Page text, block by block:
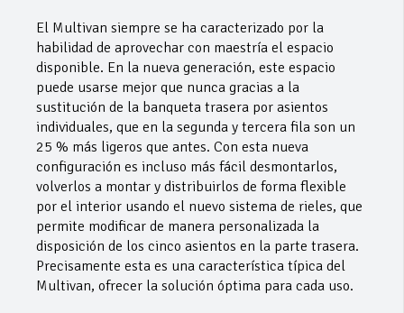
El Multivan siempre se ha caracterizado por la
habilidad de aprovechar con maestría el espacio
disponible. En la nueva generación, este espacio
puede usarse mejor que nunca gracias a la
sustitución de la banqueta trasera por asientos
individuales, que en la segunda y tercera fila son un
25 % más ligeros que antes. Con esta nueva
configuración es incluso más fácil desmontarlos,
volverlos a montar y distribuirlos de forma flexible
por el interior usando el nuevo sistema de rieles, que
permite modificar de manera personalizada la
disposición de los cinco asientos en la parte trasera.
Precisamente esta es una característica típica del
Multivan, ofrecer la solución óptima para cada uso.